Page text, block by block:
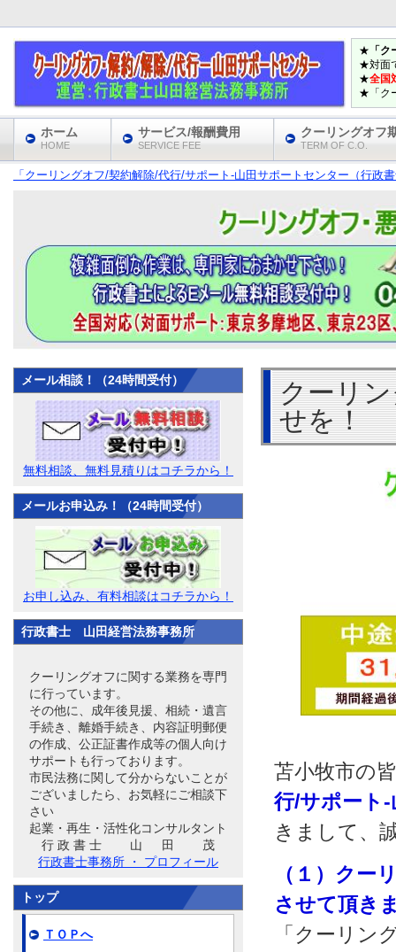
「クーリングオフ/契約解除/代行/サポート‐山田サポートセンター（行政
クーリ
せを！
苫小牧市の
行/サポート
きまして、
（１）クー
させて頂き
「クーリン
メール相談！（24時間受付）
無料相談、無料見積りはコチラから！
メールお申込み！（24時間受付）
お申し込み、有料相談はコチラから！
行政書士 山田経営法務事務所
クーリングオフに関する業務を専門
に行っています。
その他に、成年後見援、相続・遺言
手続き、離婚手続き、内容証明郵便
の作成、公正証書作成等の個人向け
サポートも行っております。
市民法務に関して分からないことが
ございましたら、お気軽にご相談下
さい
起業・再生・活性化コンサルタント
行 政 書 士 山 田 茂
行政書士事務所 ・ プロフィール
トップ
ＴＯＰへ
★ 「
★対面
★全国
★「ク
ホーム
HOME
サービス/報酬費用
SERVICE FEE
クーリングオフ
TERM OF C.O.